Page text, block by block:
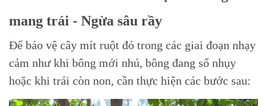
mang trái - Ngừa sâu rầy
Để bảo vệ cây mít ruột đỏ trong các giai đoạn nhạy
cảm như khi bông mới nhú, bông đang sổ nhụy
hoặc khi trái còn non, cần thực hiện các bước sau: